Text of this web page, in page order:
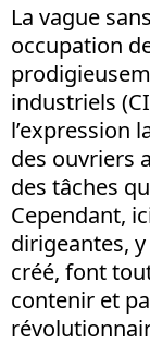
La vague
occupation
industriels
l’expression
des ouvriers
des tâches
Cependant,
dirigeantes,
créé, font
contenir et